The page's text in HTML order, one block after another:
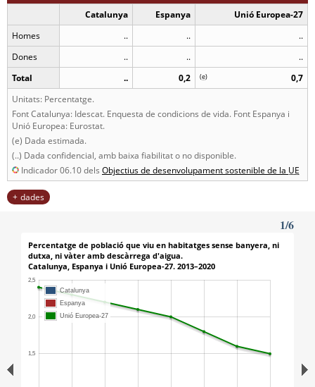
Catalunya Espanya
Unió Europea-27
Homes
.. ..
..
Dones
.. ..
..
Total
.. 0,2 0,7
(e)
Unitats: Percentatge.
Font Catalunya: Idescat. Enquesta de condicions de vida. Font Espanya i
Unió Europea: Eurostat.
(e) Dada estimada.
(..) Dada confidencial, amb baixa fiabilitat o no disponible.
Indicador 06.10 dels Objectius de desenvolupament sostenible de la UE
dades